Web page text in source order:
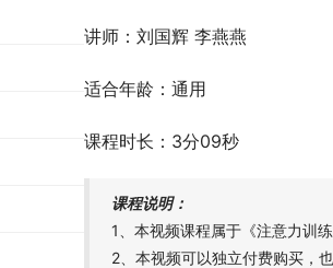
讲师：刘国辉 李燕燕
适合年龄：通用
课程时长：3分09秒
课程说明：
1、本视频课程属于《注意力训
2、本视频可以独立付费购买，